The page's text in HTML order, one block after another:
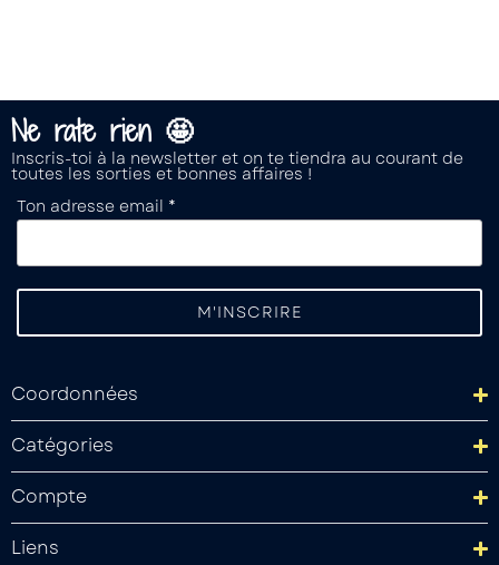
Ne rate rien 🤩
Inscris-toi à la newsletter et on te tiendra au courant de
toutes les sorties et bonnes affaires !
Ton adresse email *
Coordonnées
Catégories
Compte
Liens